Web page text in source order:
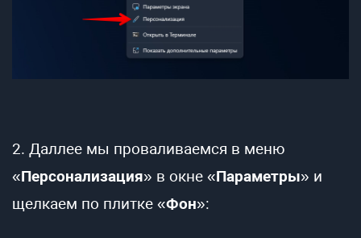
2. Даллее мы проваливаемся в меню
«Персонализация» в окне «Параметры» и
щелкаем по плитке «Фон»: